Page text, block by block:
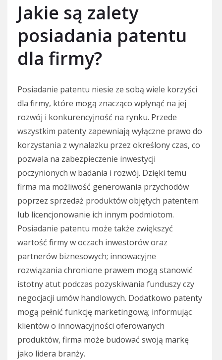
Jakie są zalety
posiadania patentu
dla firmy?
Posiadanie patentu niesie ze sobą wiele korzyści
dla firmy, które mogą znacząco wpłynąć na jej
rozwój i konkurencyjność na rynku. Przede
wszystkim patenty zapewniają wyłączne prawo do
korzystania z wynalazku przez określony czas, co
pozwala na zabezpieczenie inwestycji
poczynionych w badania i rozwój. Dzięki temu
firma ma możliwość generowania przychodów
poprzez sprzedaż produktów objętych patentem
lub licencjonowanie ich innym podmiotom.
Posiadanie patentu może także zwiększyć
wartość firmy w oczach inwestorów oraz
partnerów biznesowych; innowacyjne
rozwiązania chronione prawem mogą stanowić
istotny atut podczas pozyskiwania funduszy czy
negocjacji umów handlowych. Dodatkowo patenty
mogą pełnić funkcję marketingową; informując
klientów o innowacyjności oferowanych
produktów, firma może budować swoją markę
jako lidera branży.